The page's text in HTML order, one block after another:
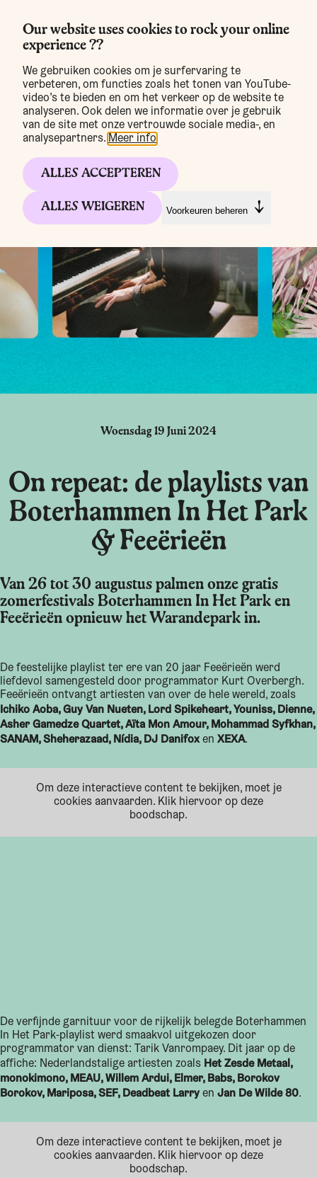
Our website uses cookies to rock your online
experience ??
We gebruiken cookies om je surfervaring te
verbeteren, om functies zoals het tonen van YouTube-
video’s te bieden en om het verkeer op de website te
analyseren. Ook delen we informatie over je gebruik
van de site met onze vertrouwde sociale media-, en
analysepartners. Meer info
ALLES ACCEPTEREN
ALLES WEIGEREN Voorkeuren beheren
Woensdag 19 Juni 2024
On repeat: de playlists van
Boterhammen In Het Park
& Feeërieën
Van 26 tot 30 augustus palmen onze gratis
zomerfestivals Boterhammen In Het Park en
Feeërieën opnieuw het Warandepark in.
De feestelijke playlist ter ere van 20 jaar Feeërieën werd
liefdevol samengesteld door programmator Kurt Overbergh.
Feeërieën ontvangt artiesten van over de hele wereld, zoals
Ichiko Aoba, Guy Van Nueten, Lord Spikeheart, Youniss, Dienne,
Asher Gamedze Quartet, Aïta Mon Amour, Mohammad Syfkhan,
SANAM, Sheherazaad, Nídia, DJ Danifoxen XEXA.
De verfijnde garnituur voor de rijkelijk belegde Boterhammen
In Het Park-playlist werd smaakvol uitgekozen door
programmator van dienst: Tarik Vanrompaey. Dit jaar op de
affiche: Nederlandstalige artiesten zoals Het Zesde Metaal,
monokimono, MEAU, Willem Ardui, Elmer, Babs, Borokov
Borokov, Mariposa, SEF, Deadbeat Larryen Jan De Wilde 80.